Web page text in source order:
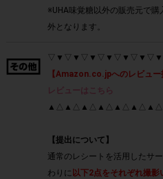
※UHA味覚糖以外の販売元で
外となります。
【Amazon.co.jpへのレビュー
レビューはこちら
【提出について】
通常のレシートを活用したサ
わりに 以下2点をそれぞれ撮影